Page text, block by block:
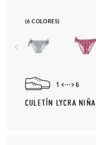
(6 COLORES)
1 6
CULETÍN LYCRA NIÑA